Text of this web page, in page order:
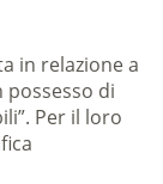
in relazione a
possesso di
Per il loro